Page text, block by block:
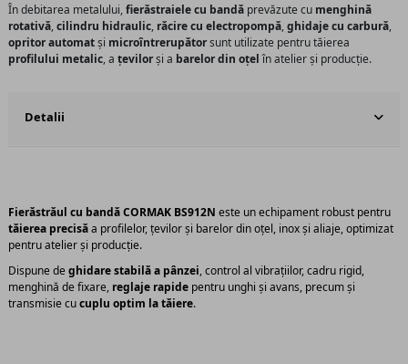
În debitarea metalului,fierăstraiele cu bandă prevăzute cu menghină
rotativă,cilindru hidraulic, răcire cu electropompă,ghidaje cu carbură,
opritor automatși microîntrerupătorsunt utilizate pentru tăierea
profilului metalic, a țevilorși a barelor din oțelîn atelier și producție.
Detalii
Fierăstrăul cu bandă CORMAK BS912N este un echipament robust pentru
tăierea precisăa profilelor, țevilor și barelor din oțel, inox și aliaje, optimizat
pentru atelier și producție.
Dispune deghidare stabilă a pânzei, control al vibrațiilor, cadru rigid,
menghină de fixare, reglaje rapide pentru unghi și avans, precum și
transmisie cucuplu optim la tăiere.